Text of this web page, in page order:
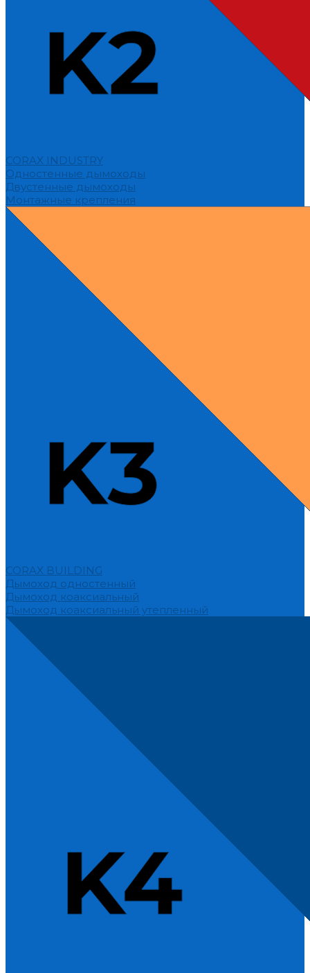
CORAX INDUSTRY
Одностенные дымоходы
Двустенные дымоходы
Монтажные крепления
CORAX BUILDING
Дымоход одностенный
Дымоход коаксиальный
Дымоход коаксиальный утепленный